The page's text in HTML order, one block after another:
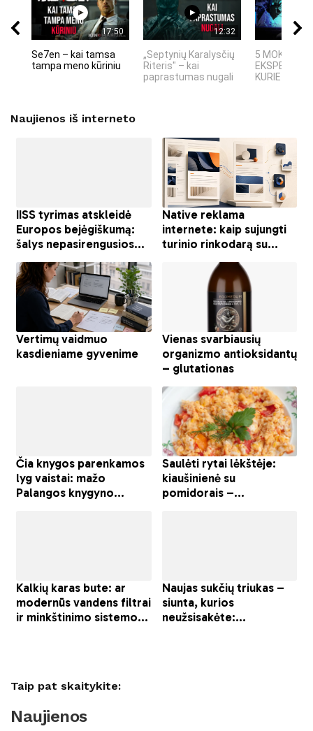
17:50
Se7en – kai tamsa
tampa meno kūriniu
12:32
„Septynių Karalysčių
Riteris" – kai
paprastumas nugali
5 MOKSLINIAI
KURIE
Naujienos iš interneto
Taip pat skaitykite:
Naujienos